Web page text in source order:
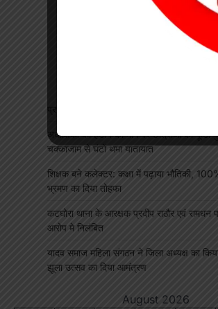
अधीक्षिका को हटाने की मांग पर छात्राओं का
चक्काजाम से घंटों थमा यातायात
शिक्षक बने कलेक्टर: कक्षा में पढ़ाया भौतिकी,
भ्रमण का दिया तोहफा
कटघोरा थाना के आरक्षक प्रदीप राठौर एवं रामधन
आरोप मे निलंबित
यादव समाज महिला संगठन ने जिला अध्यक्ष का
झूला उत्सव का दिया आमंत्रण
August 2026